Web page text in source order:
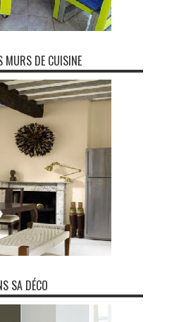
MURS DE CUISINE
SA DÉCO